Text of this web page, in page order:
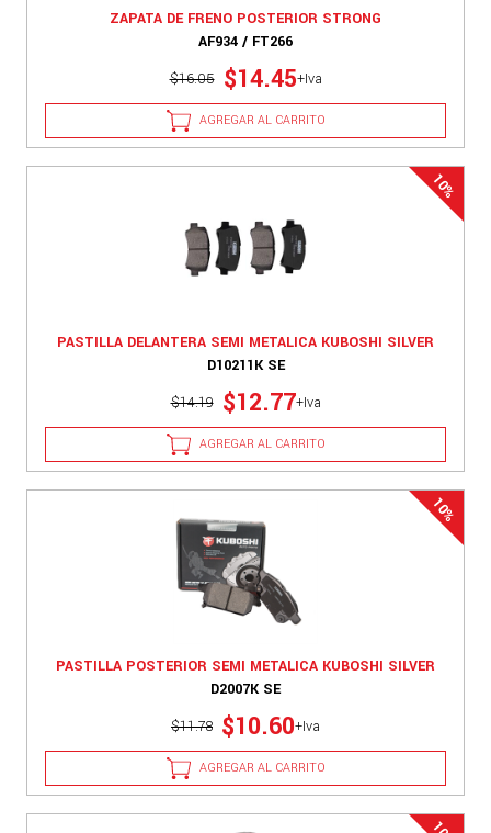
ZAPATA DE FRENO POSTERIOR STRONG
AF934 / FT266
$16.05 $14.45+Iva
AGREGAR AL CARRITO
PASTILLA DELANTERA SEMI METALICA KUBOSHI SILVER
D10211K SE
$14.19 $12.77+Iva
AGREGAR AL CARRITO
PASTILLA POSTERIOR SEMI METALICA KUBOSHI SILVER
D2007K SE
$11.78 $10.60+Iva
AGREGAR AL CARRITO